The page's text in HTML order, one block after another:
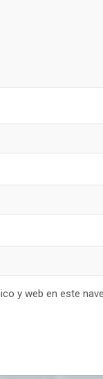
y web en este